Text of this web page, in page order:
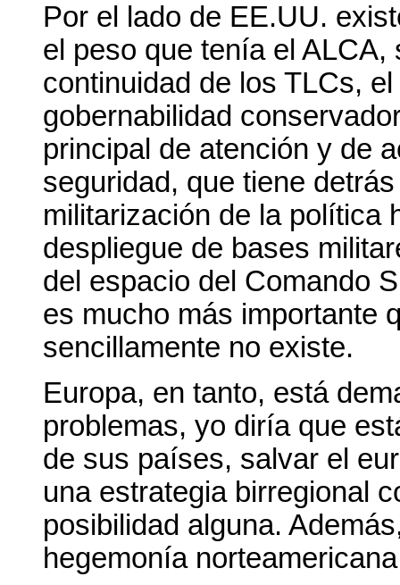
Por el lado de EE.UU.
el peso que tenía el
continuidad de los TLCs,
gobernabilidad
principal de atención y de
seguridad, que tiene
militarización de la política
despliegue de bases
del espacio del Comando
es mucho más importante
sencillamente no existe.
Europa, en tanto, está
problemas, yo diría que
de sus países, salvar el
una estrategia birregional
posibilidad alguna.
hegemonía